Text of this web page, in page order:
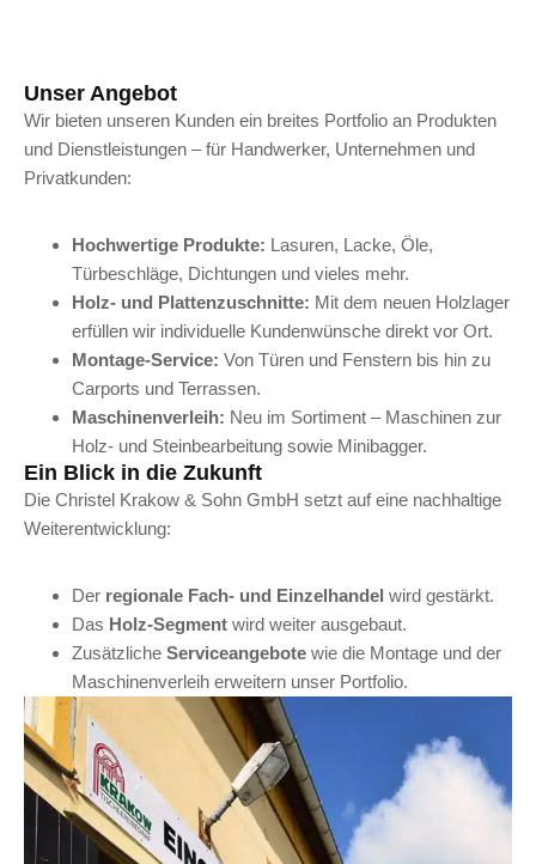
Unser Angebot
Wir bieten unseren Kunden ein breites Portfolio an Produkten
und Dienstleistungen – für Handwerker, Unternehmen und
Privatkunden:
Hochwertige Produkte: Lasuren, Lacke, Öle,
Türbeschläge, Dichtungen und vieles mehr.
Holz- und Plattenzuschnitte: Mit dem neuen Holzlager
erfüllen wir individuelle Kundenwünsche direkt vor Ort.
Montage-Service: Von Türen und Fenstern bis hin zu
Carports und Terrassen.
Maschinenverleih: Neu im Sortiment – Maschinen zur
Holz- und Steinbearbeitung sowie Minibagger.
Ein Blick in die Zukunft
Die Christel Krakow & Sohn GmbH setzt auf eine nachhaltige
Weiterentwicklung:
Der regionale Fach- und Einzelhandel wird gestärkt.
Das Holz-Segment wird weiter ausgebaut.
Zusätzliche Serviceangebote wie die Montage und der
Maschinenverleih erweitern unser Portfolio.